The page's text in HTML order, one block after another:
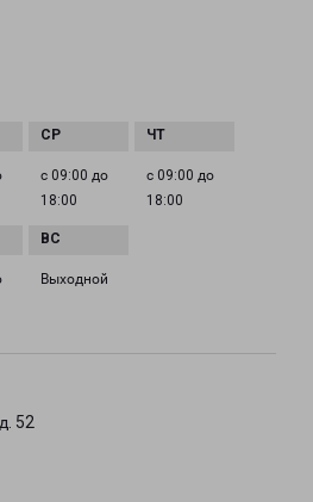
с 09:00 до
18:00
с 09:00 до
18:00
Выходной
52